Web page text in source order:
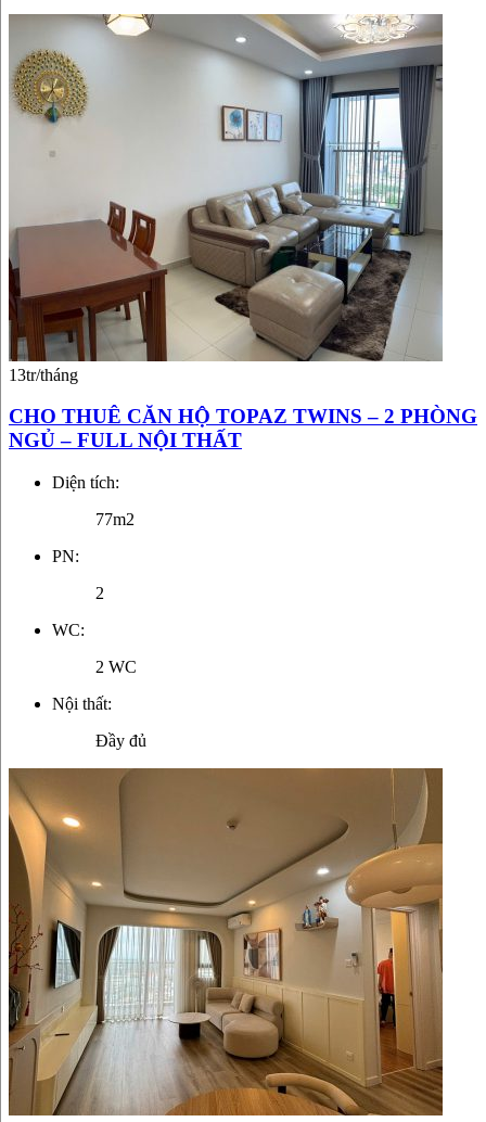
13tr/tháng
CHO THUÊ CĂN HỘ TOPAZ TWINS – 2 PHÒNG
NGỦ – FULL NỘI THẤT
Diện tích:
77m2
PN:
2
WC:
2 WC
Nội thất:
Đầy đủ